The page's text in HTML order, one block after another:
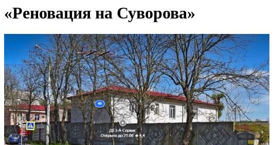
«Реновация на Суворова»